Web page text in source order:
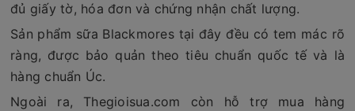
đủ giấy tờ, hóa đơn và chứng nhận chất lượng.
Sản phẩm sữa Blackmores tại đây đều có tem mác rõ
ràng, được bảo quản theo tiêu chuẩn quốc tế và là
hàng chuẩn Úc.
Ngoài ra, Thegioisua.com còn hỗ trợ mua hàng